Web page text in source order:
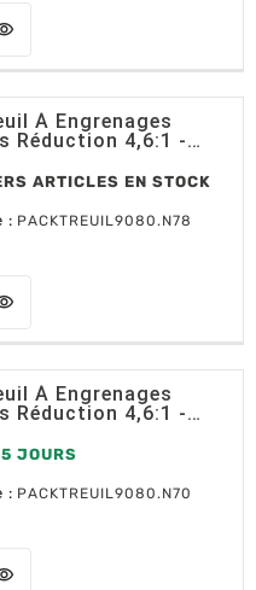
AU PANIER
À Engrenages
Réduction 4,6:1 -
ARTICLES EN STOCK
: PACKTREUIL9080.N78
AU PANIER
À Engrenages
Réduction 4,6:1 -
JOURS
: PACKTREUIL9080.N70
AU PANIER